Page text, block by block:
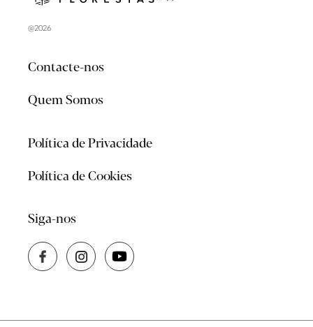
@2026
Contacte-nos
Quem Somos
Política de Privacidade
Política de Cookies
Siga-nos